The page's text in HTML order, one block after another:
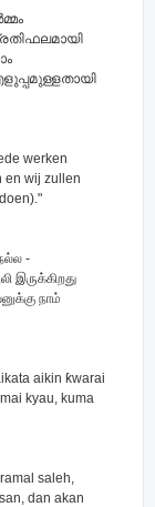
werken
en wij zullen
-
இருக்கிறது
நாம்
aikin ƙwarai
kyau, kuma
saleh,
dan akan